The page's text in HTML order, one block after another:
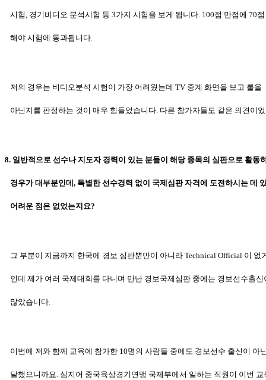
시험, 경기비디오 분석시험 등 3가지 시험을 보게 됩니다. 100점 만점에 70
해야 시험에 통과됩니다.
저의 경우는 비디오분석 시험이 가장 어려웠는데 TV 중계 화면을 보고 룰을
아닌지를 판정하는 것이 매우 힘들었습니다. 다른 참가자들도 같은 의견이
8. 일반적으로 선수나 지도자 경력이 있는 분들이 해당 종목의 심판으로 활동
경우가 대부분인데, 특별한 선수경력 없이 국제심판 자격에 도전하시는 데
어려운 점은 없었는지요?
그 부분이 지금까지 한국에 경보 심판뿐만이 아니라 Technical Official 이 없
인데 제가 여러 국제대회를 다니며 만난 경보국제심판 중에는 경보선수출신
많았습니다.
이번에 저와 함께 교육에 참가한 10명의 사람들 중에도 경보선수 출신이 아
달했으니까요. 심지어 중국육상경기연맹 국제부에서 일하는 직원이 이번 교